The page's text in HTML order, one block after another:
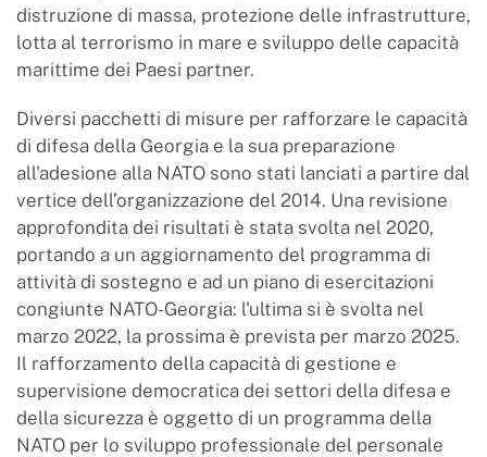
distruzione di massa, protezione delle infrastrutture,
lotta al terrorismo in mare e sviluppo delle capacità
marittime dei Paesi partner.
Diversi pacchetti di misure per rafforzare le capacità
di difesa della Georgia e la sua preparazione
all'adesione alla NATO sono stati lanciati a partire dal
vertice dell’organizzazione del 2014. Una revisione
approfondita dei risultati è stata svolta nel 2020,
portando a un aggiornamento del programma di
attività di sostegno e ad un piano di esercitazioni
congiunte NATO-Georgia: l'ultima si è svolta nel
marzo 2022, la prossima è prevista per marzo 2025.
Il rafforzamento della capacità di gestione e
supervisione democratica dei settori della difesa e
della sicurezza è oggetto di un programma della
NATO per lo sviluppo professionale del personale